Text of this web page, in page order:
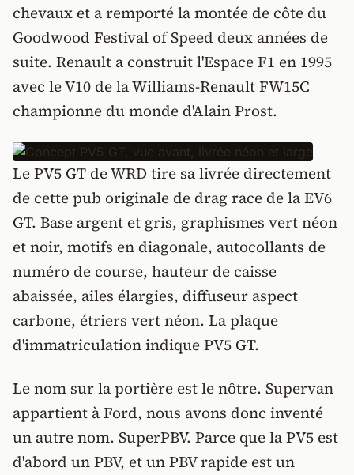
chevaux et a remporté la montée de côte du
Goodwood Festival of Speed deux années de
suite. Renault a construit l'Espace F1 en 1995
avec le V10 de la Williams-Renault FW15C
championne du monde d'Alain Prost.
Le PV5 GT de WRD tire sa livrée directement
de cette pub originale de drag race de la EV6
GT. Base argent et gris, graphismes vert néon
et noir, motifs en diagonale, autocollants de
numéro de course, hauteur de caisse
abaissée, ailes élargies, diffuseur aspect
carbone, étriers vert néon. La plaque
d'immatriculation indique PV5 GT.
Le nom sur la portière est le nôtre. Supervan
appartient à Ford, nous avons donc inventé
un autre nom. SuperPBV. Parce que la PV5 est
d'abord un PBV, et un PBV rapide est un